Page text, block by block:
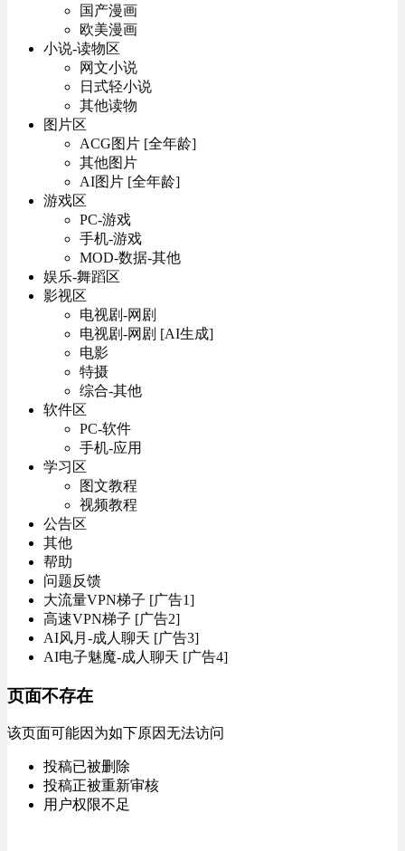
国产漫画
欧美漫画
小说-读物区
网文小说
日式轻小说
其他读物
图片区
ACG图片 [全年龄]
其他图片
AI图片 [全年龄]
游戏区
PC-游戏
手机-游戏
MOD-数据-其他
娱乐-舞蹈区
影视区
电视剧-网剧
电视剧-网剧 [AI生成]
电影
特摄
综合-其他
软件区
PC-软件
手机-应用
学习区
图文教程
视频教程
公告区
其他
帮助
问题反馈
大流量VPN梯子 [广告1]
高速VPN梯子 [广告2]
AI风月-成人聊天 [广告3]
AI电子魅魔-成人聊天 [广告4]
页面不存在
该页面可能因为如下原因无法访问
投稿已被删除
投稿正被重新审核
用户权限不足